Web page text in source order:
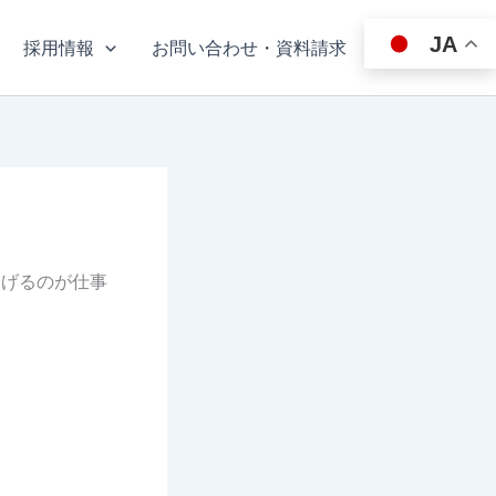
採用情報 お問い合わせ・資料請求 JA
るのが仕事